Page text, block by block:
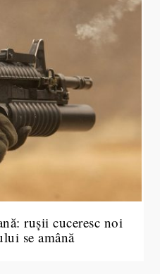
rușii cuceresc noi
se amână